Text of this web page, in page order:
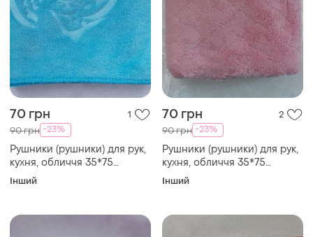
70 грн 1
90 грн -23%
Рушники (рушники) для рук,
кухня, обличчя 35*75
мікрофібра махра синій,
Інший
70 грн 2
90 грн -23%
Рушники (рушники) для рук,
кухня, обличчя 35*75
мікрофібра махра з
Інший